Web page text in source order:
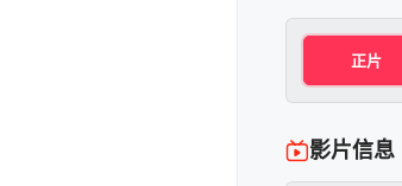
正片
影片信息